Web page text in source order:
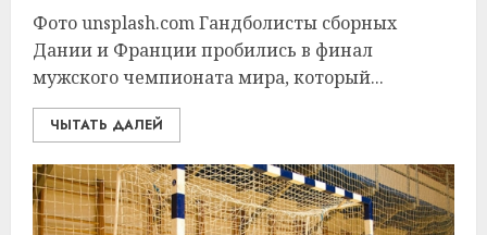
Фото unsplash.com Гандболисты сборных
Дании и Франции пробились в финал
мужского чемпионата мира, который...
ЧЫТАТЬ ДАЛЕЙ